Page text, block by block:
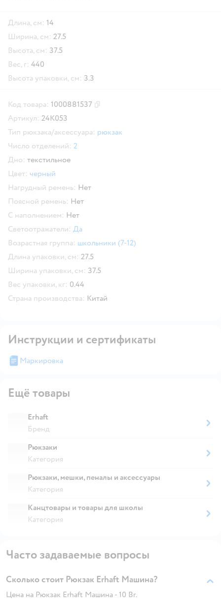
Длина, см: 14
Ширина, см: 27.5
Высота, см: 37.5
Вес, г: 440
Высота упаковки, см: 3.3
Код товара: 1000881537
Артикул: 24K053
Тип рюкзака/аксессуара: рюкзак
Число отделений: 2
Дно: текстильное
Цвет: черный
Нагрудный ремень: Нет
Поясной ремень: Нет
С наполнением: Нет
Светоотражатели: Да
Возрастная группа: школьники (7-12)
Длина упаковки, см: 27.5
Ширина упаковки, см: 37.5
Вес упаковки, кг: 0.44
Страна производства: Китай
Инструкции и сертификаты
Маркировка
Ещё товары
Erhaft
Бренд
Рюкзаки
Категория
Рюкзаки, мешки, пеналы и аксессуары
Категория
Канцтовары и товары для школы
Категория
Часто задаваемые вопросы
Сколько стоит Рюкзак Erhaft Машина?
Цена на Рюкзак Erhaft Машина - 10 Br.